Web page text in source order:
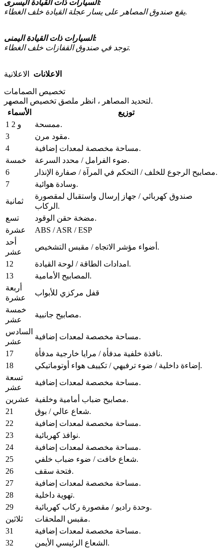
السيارات ذات القيادة اليسرى:
يقع صندوق المصاهر على يسار عجلة القيادة خلف الغطاء.
السيارات ذات القيادة اليمنى:
توجد في صندوق القفازات خلف الغطاء.
الاعلانات الاعلانية
تخصيص الصمامات
لتحديد المصاهر ، انظر ملصق تخصيص المصهر.
الأسماء
توزيع
1 و 2
ممسحة.
3
مقود مرن.
4
مساحة مخصصة لمعدات إضافية.
خمسة
ضوء الفرامل / محدد السرعة.
6
مصابيح الرجوع للخلف / التحكم في المرآة / صفارة الإنذار.
7
وسادة هوائية.
ثمانية
صندوق كهربائي / جهاز إرسال واستقبال لمقصورة
الركاب.
تسع
مضخة حقن الوقود.
عشرة
ABS / ASR / ESP
أحد
عشر
أضواء مؤشر الاتجاه / مقبس التشخيص.
12
امدادات الطاقة / لوحة القيادة.
13
المصابيح الأمامية.
أربعة
عشرة
قفل مركزي للأبواب
خمسة
عشر
مصابيح جانبية.
السادس
عشر
مساحة مخصصة لمعدات إضافية.
17
نافذة خلفية مدفأة / مرايا خارجية مدفأة.
18
إضاءة داخلية / ضوء ترفيهي / تكييف هواء أوتوماتيكي.
تسعة
عشر
مساحة مخصصة لمعدات إضافية.
عشرين
مصابيح ضباب أمامية وخلفية.
21
شعاع عالي / بوق.
22
مساحة مخصصة لمعدات إضافية.
23
نوافذ كهربائية.
24
مساحة مخصصة لمعدات إضافية.
25
شعاع خافت / ضوء ضباب خلفي.
26
فتحة سقف.
27
مساحة مخصصة لمعدات إضافية.
28
تهوية داخلية.
29
وحدة راديو / مقصورة ركاب كهربائية.
ثلاثين
مقبس الملحقات.
31
مساحة مخصصة لمعدات إضافية.
32
الشعاع الرئيسي الأيمن.